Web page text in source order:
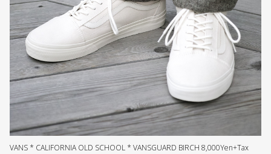
VANS * CALIFORNIA OLD SCHOOL * VANSGUARD BIRCH 8,000Yen+Tax